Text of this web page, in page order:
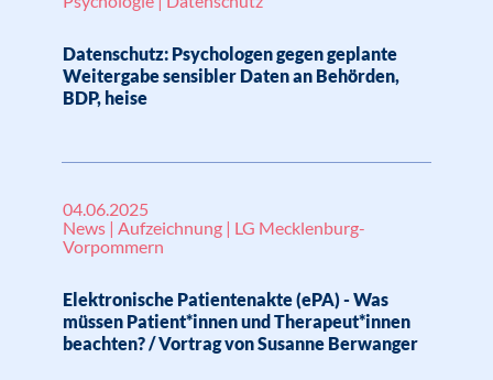
Datenschutz: Psychologen gegen geplante
Weitergabe sensibler Daten an Behörden,
BDP, heise
04.06.2025
News | Aufzeichnung | LG Mecklenburg-
Vorpommern
Elektronische Patientenakte (ePA) - Was
müssen Patient*innen und Therapeut*innen
beachten? / Vortrag von Susanne Berwanger